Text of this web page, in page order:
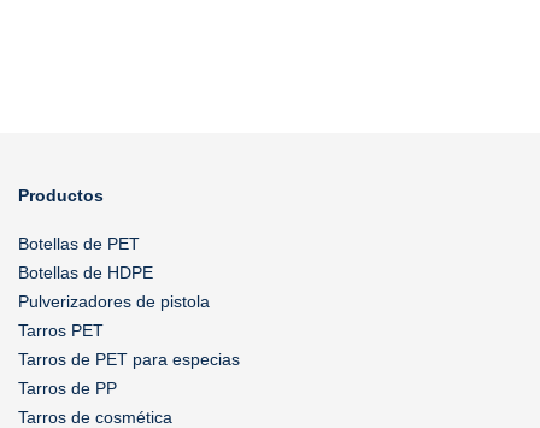
Productos
Botellas de PET
Botellas de HDPE
Pulverizadores de pistola
Tarros PET
Tarros de PET para especias
Tarros de PP
Tarros de cosmética